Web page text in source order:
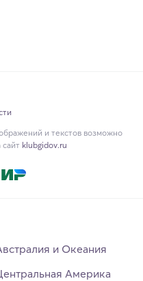
и текстов возможно
klubgidov.ru
и Океания
Америка